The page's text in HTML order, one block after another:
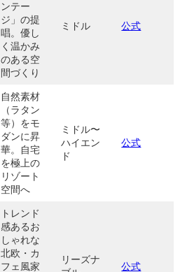
ンテー
ジ」の提
唱。優し
く温かみ
のある空
間づくり
ミドル 公式
自然素材
（ラタン
等）をモ
ダンに昇
華。自宅
を極上の
リゾート
空間へ
ミドル〜
ハイエン
ド
公式
トレンド
感あるお
しゃれな
北欧・カ
フェ風家
リーズナ
公式